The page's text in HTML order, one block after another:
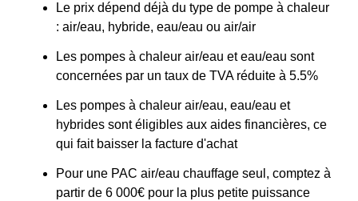
Le prix dépend déjà du type de pompe à chaleur
: air/eau, hybride, eau/eau ou air/air
Les pompes à chaleur air/eau et eau/eau sont
concernées par un taux de TVA réduite à 5.5%
Les pompes à chaleur air/eau, eau/eau et
hybrides sont éligibles aux aides financières, ce
qui fait baisser la facture d'achat
Pour une PAC air/eau chauffage seul, comptez à
partir de 6 000€ pour la plus petite puissance